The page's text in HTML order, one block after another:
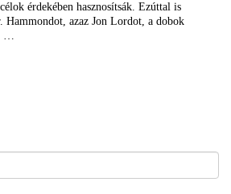
érdekében hasznosítsák. Ezúttal is
Hammondot, azaz Jon Lordot, a dobok
…